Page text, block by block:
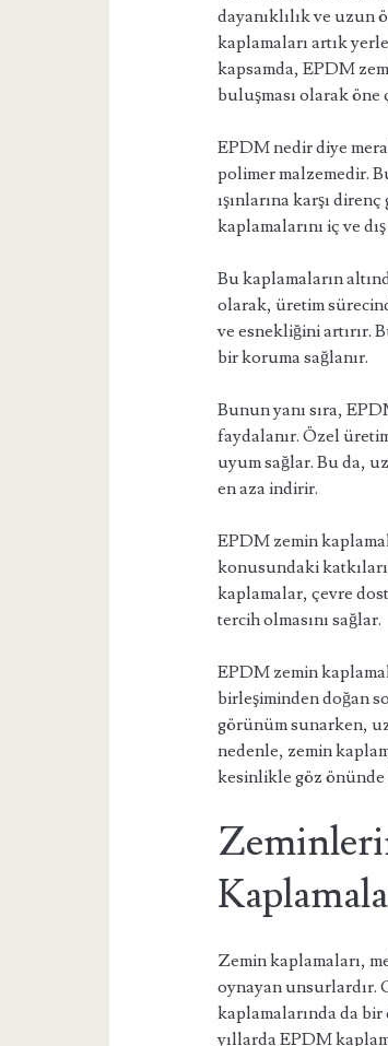
dayanıklılık ve uzun
kaplamaları artık
kapsamda, EPDM
buluşması olarak öne
EPDM nedir diye
polimer malzemedir.
ışınlarına karşı
kaplamalarını iç ve
Bu kaplamaların
olarak, üretim
ve esnekliğini artırır.
bir koruma sağlanır.
Bunun yanı sıra,
faydalanır. Özel
uyum sağlar. Bu da,
en aza indirir.
EPDM zemin
konusundaki
kaplamalar, çevre
tercih olmasını sağlar.
EPDM zemin
birleşiminden doğan
görünüm sunarken,
nedenle, zemin
kesinlikle göz
Zemin kaplamaları,
oynayan unsurlardır.
kaplamalarında da bir
yıllarda EPDM